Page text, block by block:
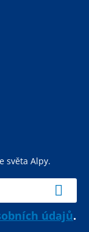
světa Alpy.
údajů.